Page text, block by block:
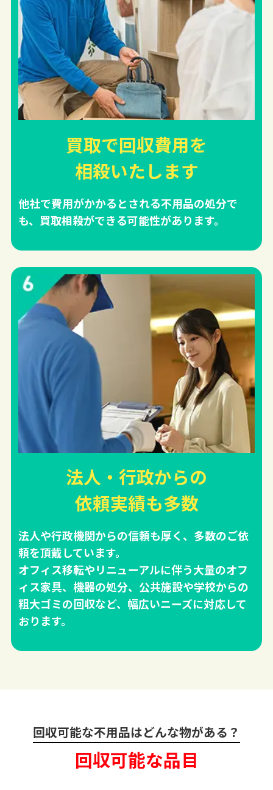
買取で回収費用を
相殺いたします
他社で費用がかかるとされる不用品の処分で
も、買取相殺ができる可能性があります。
法人・行政からの
依頼実績も多数
法人や行政機関からの信頼も厚く、多数のご依
頼を頂戴しています。
オフィス移転やリニューアルに伴う大量のオフ
ィス家具、機器の処分、公共施設や学校からの
粗大ゴミの回収など、幅広いニーズに対応して
おります。
回収可能な不用品はどんな物がある？
回収可能な品目